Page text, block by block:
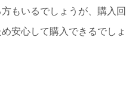
もいるでしょうが、購入回
安心して購入できるでしょ